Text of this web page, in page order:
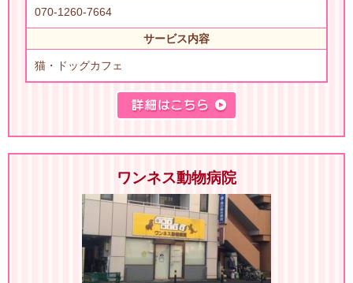
070-1260-7664
サービス内容
猫・ドッグカフェ
ワンネス動物病院